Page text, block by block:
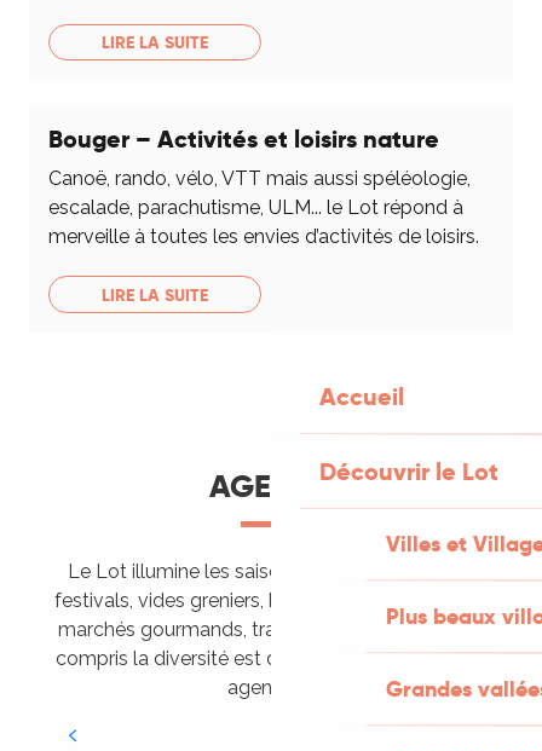
Accueil
Découvrir le Lot
Villes et
Plus beaux
Grandes
LIRE LA SUITE
Bouger – Activités et loisirs nature
Canoë, rando, vélo, VTT mais aussi spéléologie,
escalade, parachutisme, ULM... le Lot répond à
merveille à toutes les envies d’activités de loisirs.
LIRE LA SUITE
AGENDA
Le Lot illumine les saisons de ses animations :
festivals, vides greniers, brocantes, fêtes votives,
marchés gourmands, trails sportifs… Vous l’aurez
compris la diversité est de mise, alors tous à vos
agendas !